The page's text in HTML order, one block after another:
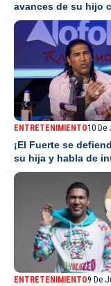
avances de su hijo
ENTRETENIMIENTO10 De
¡El Fuerte se
su hija y habla de
ENTRETENIMIENTO9 De